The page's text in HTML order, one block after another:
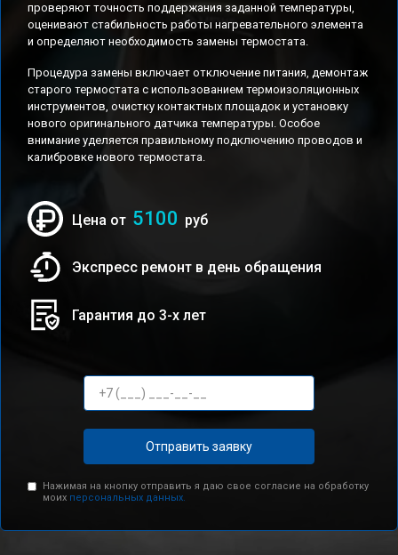
проверяют точность поддержания заданной температуры,
оценивают стабильность работы нагревательного элемента
и определяют необходимость замены термостата.
Процедура замены включает отключение питания, демонтаж
старого термостата с использованием термоизоляционных
инструментов, очистку контактных площадок и установку
нового оригинального датчика температуры. Особое
внимание уделяется правильному подключению проводов и
калибровке нового термостата.
Цена от 5100 руб
Экспресс ремонт в день обращения
Гарантия до 3-х лет
Отправить заявку
Нажимая на кнопку отправить я даю свое согласие на обработку
моих персональных данных.